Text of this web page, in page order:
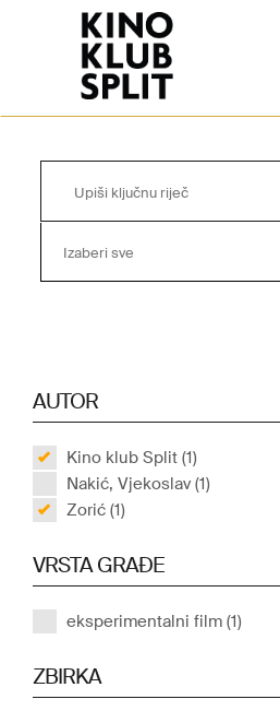
Izaberi sve
AUTOR
Kino klub Split (1)
Nakić, Vjekoslav (1)
Zorić (1)
VRSTA GRAĐE
eksperimentalni film (1)
ZBIRKA